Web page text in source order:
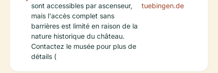
sont accessibles par ascenseur,
mais l'accès complet sans
barrières est limité en raison de la
nature historique du château.
Contactez le musée pour plus de
détails (
tuebingen.de